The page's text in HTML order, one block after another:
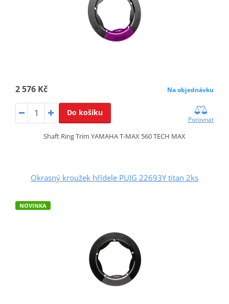
2 576 Kč Na objednávku
Do košíku
Porovnat
Shaft Ring Trim YAMAHA T-MAX 560 TECH MAX
Okrasný kroužek hřídele PUIG 22693Y titan 2ks
NOVINKA